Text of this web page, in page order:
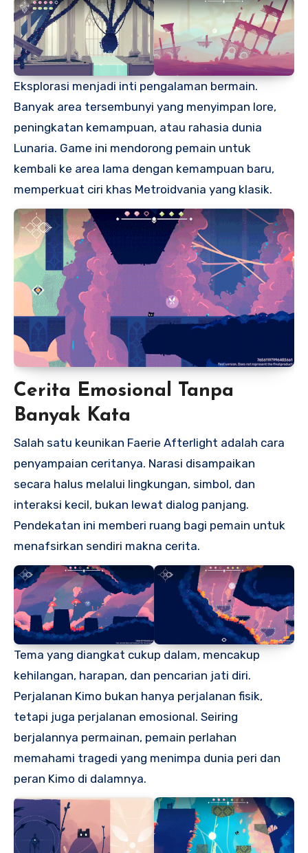
Eksplorasi menjadi inti pengalaman bermain.
Banyak area tersembunyi yang menyimpan lore,
peningkatan kemampuan, atau rahasia dunia
Lunaria. Game ini mendorong pemain untuk
kembali ke area lama dengan kemampuan baru,
memperkuat ciri khas Metroidvania yang klasik.
Cerita Emosional Tanpa
Banyak Kata
Salah satu keunikan Faerie Afterlight adalah cara
penyampaian ceritanya. Narasi disampaikan
secara halus melalui lingkungan, simbol, dan
interaksi kecil, bukan lewat dialog panjang.
Pendekatan ini memberi ruang bagi pemain untuk
menafsirkan sendiri makna cerita.
Tema yang diangkat cukup dalam, mencakup
kehilangan, harapan, dan pencarian jati diri.
Perjalanan Kimo bukan hanya perjalanan fisik,
tetapi juga perjalanan emosional. Seiring
berjalannya permainan, pemain perlahan
memahami tragedi yang menimpa dunia peri dan
peran Kimo di dalamnya.